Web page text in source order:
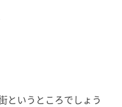
というところでしょう